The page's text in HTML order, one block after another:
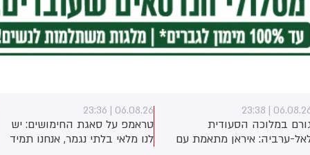
06.08.26 |
על סאגת החימושים: יש
מלאי בלתי נגמר, אנחנו תמיד
06.08.26 | 23:33
הקבלן דודי אפל שנחקר השבוע:
עברתי 231 חקירות עד היום כי